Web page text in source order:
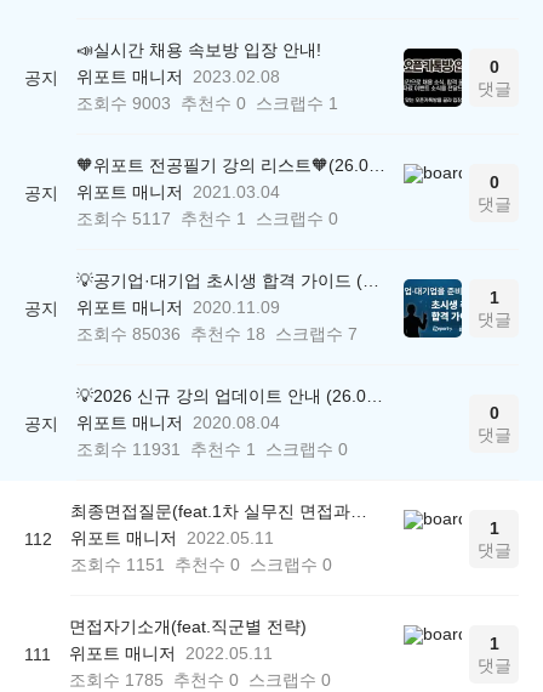
공지
📣실시간 채용 속보방 입장 안내!
위포트 매니저
2023.02.08
조회수 9003 추천수 0 스크랩수 1
0
댓글
공지
🧡위포트 전공필기 강의 리스트🧡(26.05.22 ver.)
위포트 매니저
2021.03.04
조회수 5117 추천수 1 스크랩수 0
0
댓글
공지
💡공기업·대기업 초시생 합격 가이드 (26.04.21 ver.)
위포트 매니저
2020.11.09
조회수 85036 추천수 18 스크랩수 7
1
댓글
공지
💡2026 신규 강의 업데이트 안내 (26.04.17 ver.)
위포트 매니저
2020.08.04
조회수 11931 추천수 1 스크랩수 0
0
댓글
112
최종면접질문(feat.1차 실무진 면접과의 차이점)
위포트 매니저
2022.05.11
조회수 1151 추천수 0 스크랩수 0
1
댓글
111
면접자기소개(feat.직군별 전략)
위포트 매니저
2022.05.11
조회수 1785 추천수 0 스크랩수 0
1
댓글